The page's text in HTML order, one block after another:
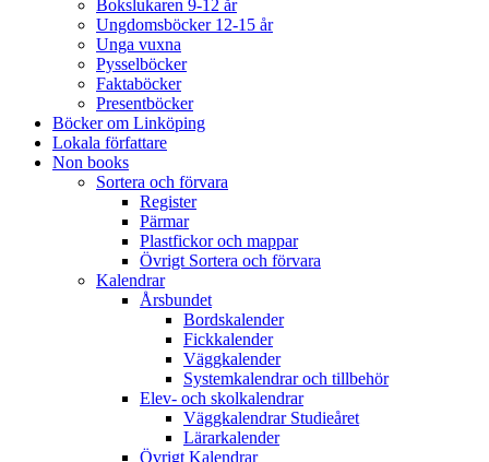
Bokslukaren 9-12 år
Ungdomsböcker 12-15 år
Unga vuxna
Pysselböcker
Faktaböcker
Presentböcker
Böcker om Linköping
Lokala författare
Non books
Sortera och förvara
Register
Pärmar
Plastfickor och mappar
Övrigt Sortera och förvara
Kalendrar
Årsbundet
Bordskalender
Fickkalender
Väggkalender
Systemkalendrar och tillbehör
Elev- och skolkalendrar
Väggkalendrar Studieåret
Lärarkalender
Övrigt Kalendrar